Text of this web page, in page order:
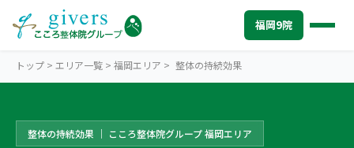
福岡9院
FUKUOKA 福岡エリアトップ
トップ > エリア一覧 > 福岡エリア > 整体の持続効果
整体の持続効果 ｜ こころ整体院グループ 福岡エリア